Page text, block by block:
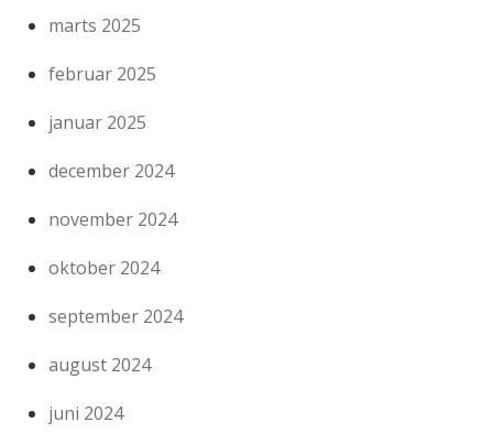
marts 2025
februar 2025
januar 2025
december 2024
november 2024
oktober 2024
september 2024
august 2024
juni 2024